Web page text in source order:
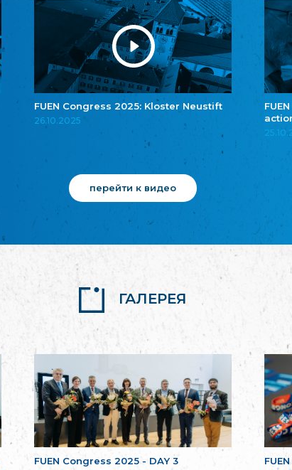
FUEN Congress 2025: Kloster Neustift
26.10.2025
перейти к видео
ГАЛЕРЕЯ
FUEN Congress 2025 - DAY 3